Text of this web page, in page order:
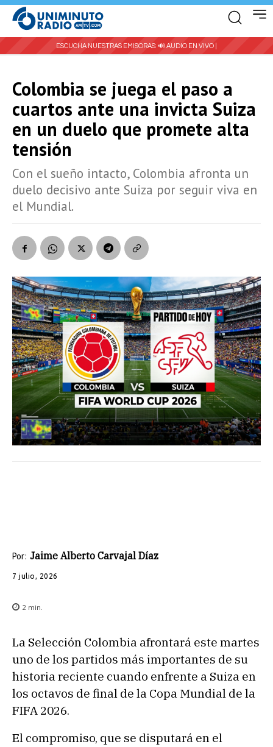
ESCUCHA NUESTRAS EMISORAS: 🔊 AUDIO EN VIVO |
Colombia se juega el paso a
cuartos ante una invicta Suiza
en un duelo que promete alta
tensión
Con el sueño intacto, Colombia afronta un
duelo decisivo ante Suiza por seguir viva en
el Mundial.
Por: Jaime Alberto Carvajal Díaz
7 julio, 2026
2 min.
La Selección Colombia afrontará este martes
uno de los partidos más importantes de su
historia reciente cuando enfrente a Suiza en
los octavos de final de la Copa Mundial de la
FIFA 2026.
El compromiso, que se disputará en el